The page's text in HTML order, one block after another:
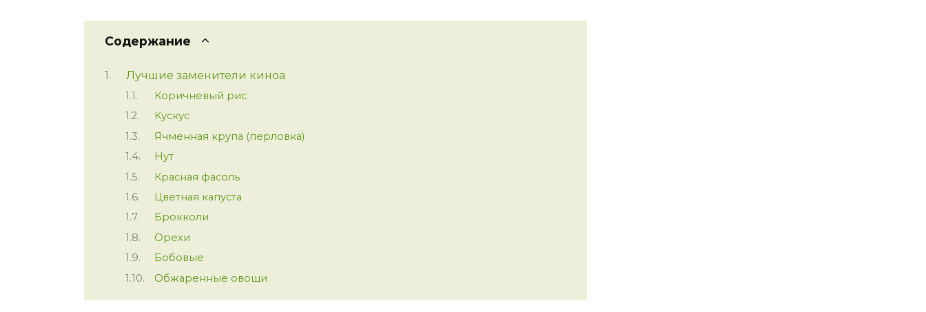
Содержание
Лучшие заменители киноа
Коричневый рис
Кускус
Ячменная крупа (перловка)
Нут
Красная фасоль
Цветная капуста
Брокколи
Орехи
Бобовые
Обжаренные овощи